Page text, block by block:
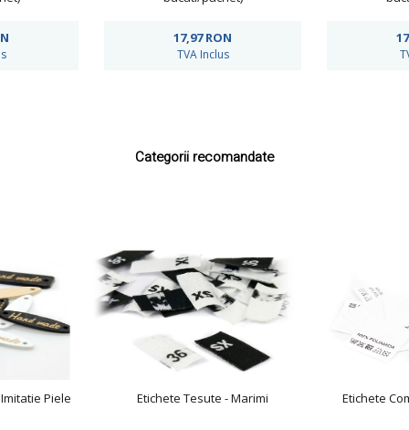
17,97RON
TVA Inclus
Categorii recomandate
Piele Etichete Tesute - Marimi Etichete